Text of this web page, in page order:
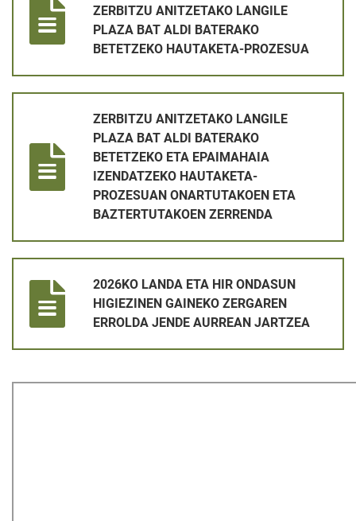
ZERBITZU ANITZETAKO LANGILE
PLAZA BAT ALDI BATERAKO
BETETZEKO HAUTAKETA-PROZESUA
ZERBITZU ANITZETAKO LANGILE
PLAZA BAT ALDI BATERAKO
BETETZEKO ETA EPAIMAHAIA
IZENDATZEKO HAUTAKETA-
PROZESUAN ONARTUTAKOEN ETA
BAZTERTUTAKOEN ZERRENDA
2026KO LANDA ETA HIR ONDASUN
HIGIEZINEN GAINEKO ZERGAREN
ERROLDA JENDE AURREAN JARTZEA